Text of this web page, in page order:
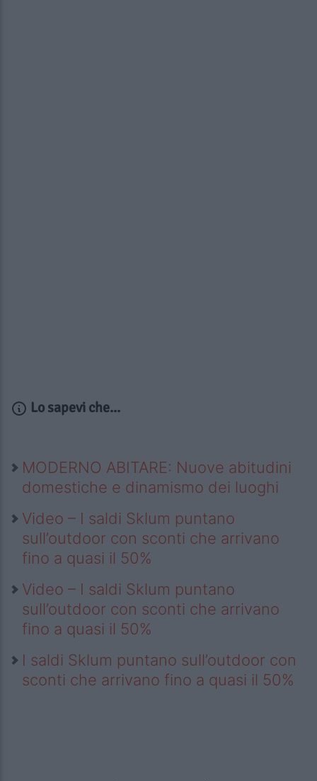
Lo sapevi che...
MODERNO ABITARE: Nuove abitudini
domestiche e dinamismo dei luoghi
Video – I saldi Sklum puntano
sull’outdoor con sconti che arrivano
fino a quasi il 50%
Video – I saldi Sklum puntano
sull’outdoor con sconti che arrivano
fino a quasi il 50%
I saldi Sklum puntano sull’outdoor con
sconti che arrivano fino a quasi il 50%